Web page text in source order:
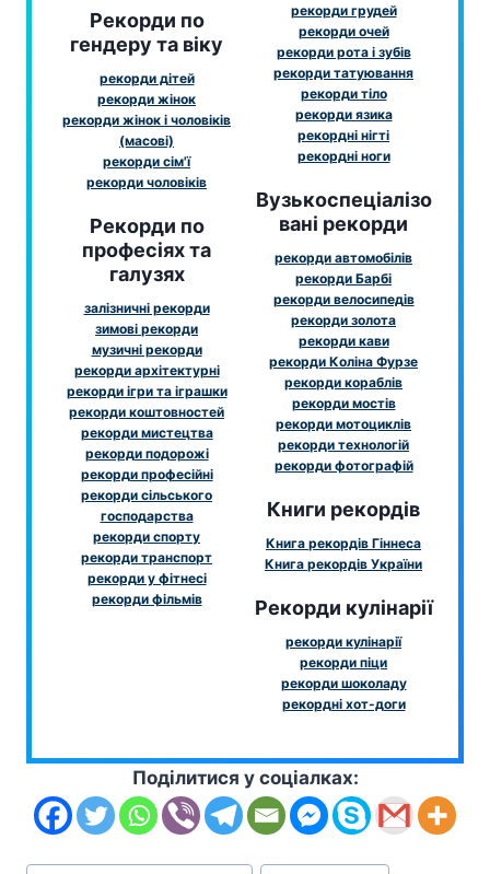
Рекорди по
гендеру та віку
рекорди дітей
рекорди жінок
рекорди жінок і чоловіків
(масові)
рекорди сім'ї
рекорди чоловіків
Рекорди по
професіях та
галузях
залізничні рекорди
зимові рекорди
музичні рекорди
рекорди архітектурні
рекорди ігри та іграшки
рекорди коштовностей
рекорди мистецтва
рекорди подорожі
рекорди професійні
рекорди сільського
господарства
рекорди спорту
рекорди транспорт
рекорди у фітнесі
рекорди фільмів
рекорди грудей
рекорди очей
рекорди рота і зубів
рекорди татуювання
рекорди тіло
рекорди язика
рекордні нігті
рекордні ноги
Вузькоспеціалізо
вані рекорди
рекорди автомобілів
рекорди Барбі
рекорди велосипедів
рекорди золота
рекорди кави
рекорди Коліна Фурзе
рекорди кораблів
рекорди мостів
рекорди мотоциклів
рекорди технологій
рекорди фотографій
Книги рекордів
Книга рекордів Гіннеса
Книга рекордів України
Рекорди кулінарії
рекорди кулінарії
рекорди піци
рекорди шоколаду
рекордні хот-доги
Поділитися у соціалках: